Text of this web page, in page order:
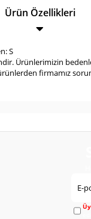
Ürün Özellikleri
S
Ürünlerimizin
firmamız